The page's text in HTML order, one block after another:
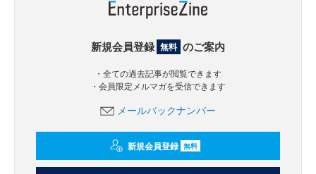
新規会員登録 無料 のご案内
・全ての過去記事が閲覧できます
・会員限定メルマガを受信できます
メールバックナンバー
新規会員登録 無料